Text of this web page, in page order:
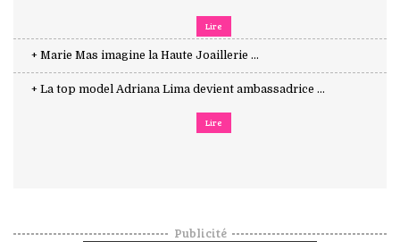
Lire
+ Marie Mas imagine la Haute Joaillerie ...
+ La top model Adriana Lima devient ambassadrice ...
Lire
Publicité